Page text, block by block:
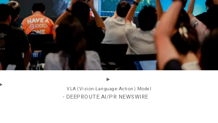
VLA (Vision-Language-Action) Model
- DEEPROUTE.AI/PR NEWSWIRE